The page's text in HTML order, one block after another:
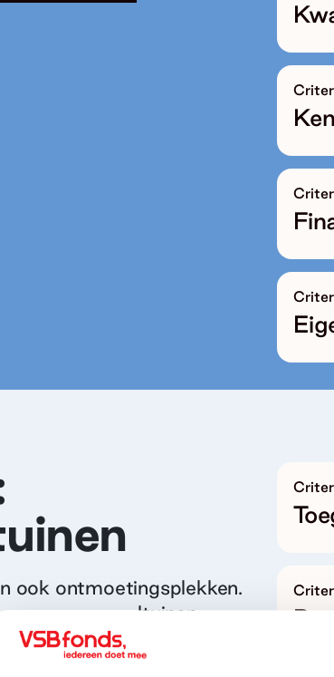
ook ontmoetingsplekken.
van speeltuinen
de algemene criteria voor
naar de volgende